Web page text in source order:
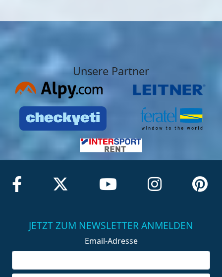
Unsere Partner
JETZT ZUM NEWSLETTER ANMELDEN
Email-Adresse